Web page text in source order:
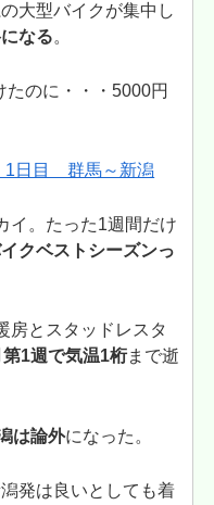
大型バイクが集中し
なる。
のに・・・5000円
1日目 群馬～新潟
イ。たった1週間だけ
クベストシーズンっ
房とスタッドレスタ
第1週で気温1桁まで逝
は論外になった。
発は良いとしても着